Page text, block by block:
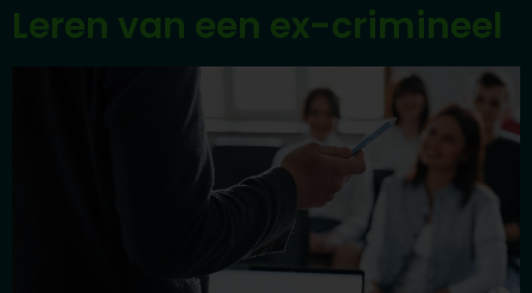
Leren van een ex-crimineel